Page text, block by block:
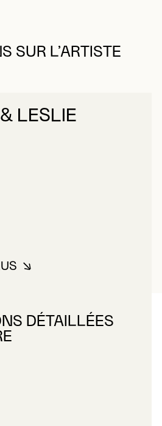
SUR L’ARTISTE
LESLIE
DE HENDERY &
DÉTAILLÉES